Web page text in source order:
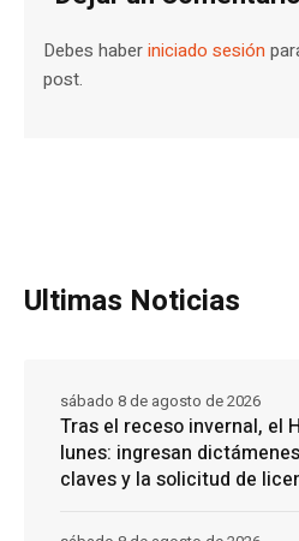
Debes haberiniciado sesión
post.
Ultimas Noticias
Tras el receso invernal, el
lunes: ingresan
claves y la solicitud de
sábado 8 de agosto de 2026